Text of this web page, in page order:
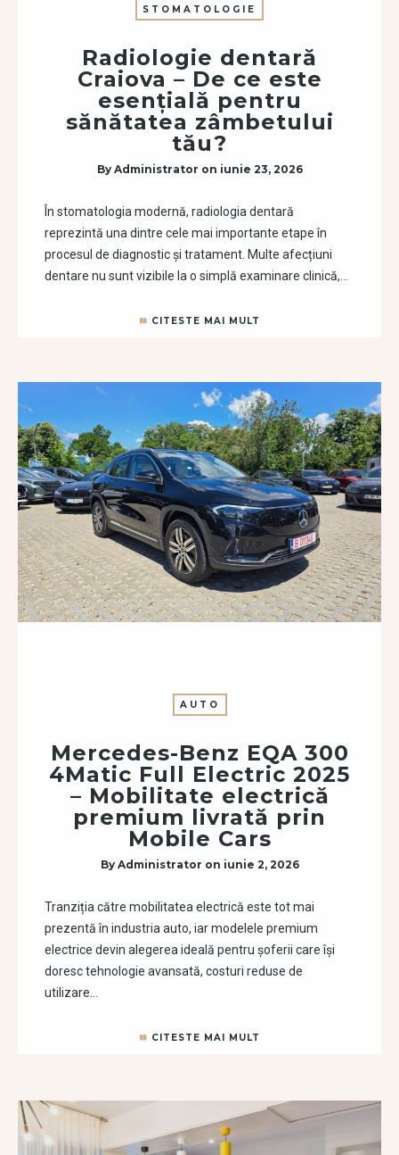
STOMATOLOGIE
Radiologie dentară
Craiova – De ce este
esențială pentru
sănătatea zâmbetului
tău?
By Administrator on iunie 23, 2026
În stomatologia modernă, radiologia dentară
reprezintă una dintre cele mai importante etape în
procesul de diagnostic și tratament. Multe afecțiuni
dentare nu sunt vizibile la o simplă examinare clinică,…
CITESTE MAI MULT
AUTO
Mercedes-Benz EQA 300
4Matic Full Electric 2025
– Mobilitate electrică
premium livrată prin
Mobile Cars
By Administrator on iunie 2, 2026
Tranziția către mobilitatea electrică este tot mai
prezentă în industria auto, iar modelele premium
electrice devin alegerea ideală pentru șoferii care își
doresc tehnologie avansată, costuri reduse de
utilizare…
CITESTE MAI MULT